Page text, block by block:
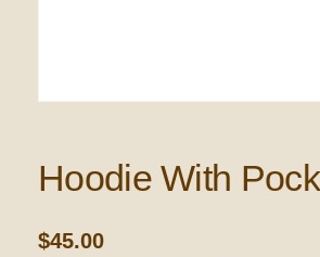
Hoodie With
$45.00